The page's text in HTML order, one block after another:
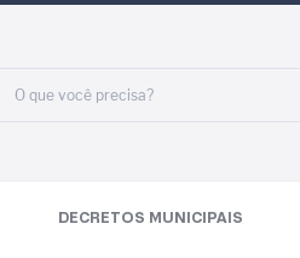
DECRETOS MUNICIPAIS